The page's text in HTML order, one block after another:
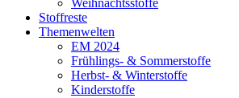
Weihnachtsstoffe
Stoffreste
Themenwelten
EM 2024
Frühlings- & Sommerstoffe
Herbst- & Winterstoffe
Kinderstoffe